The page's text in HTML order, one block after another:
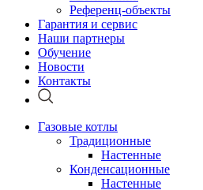
Референц-объекты
Гарантия и сервис
Наши партнеры
Обучение
Новости
Контакты
Газовые котлы
Традиционные
Настенные
Конденсационные
Настенные